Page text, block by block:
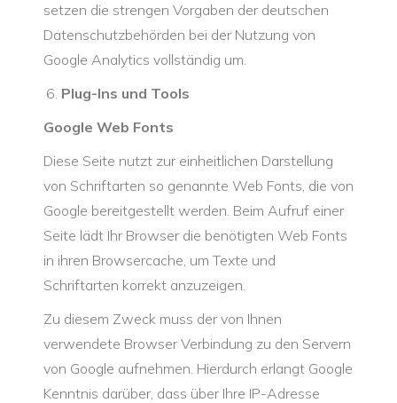
setzen die strengen Vorgaben der deutschen
Datenschutzbehörden bei der Nutzung von
Google Analytics vollständig um.
Plug-Ins und Tools
Google Web Fonts
Diese Seite nutzt zur einheitlichen Darstellung
von Schriftarten so genannte Web Fonts, die von
Google bereitgestellt werden. Beim Aufruf einer
Seite lädt Ihr Browser die benötigten Web Fonts
in ihren Browsercache, um Texte und
Schriftarten korrekt anzuzeigen.
Zu diesem Zweck muss der von Ihnen
verwendete Browser Verbindung zu den Servern
von Google aufnehmen. Hierdurch erlangt Google
Kenntnis darüber, dass über Ihre IP-Adresse